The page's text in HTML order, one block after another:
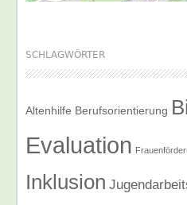
SCHLAGWÖRTER
Altenhilfe Berufsorientierung
Evaluation
Inklusion